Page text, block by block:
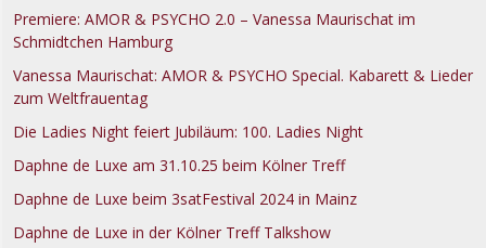
Premiere: AMOR & PSYCHO 2.0 – Vanessa Maurischat im
Schmidtchen Hamburg
Vanessa Maurischat: AMOR & PSYCHO Special. Kabarett & Lieder
zum Weltfrauentag
Die Ladies Night feiert Jubiläum: 100. Ladies Night
Daphne de Luxe am 31.10.25 beim Kölner Treff
Daphne de Luxe beim 3satFestival 2024 in Mainz
Daphne de Luxe in der Kölner Treff Talkshow